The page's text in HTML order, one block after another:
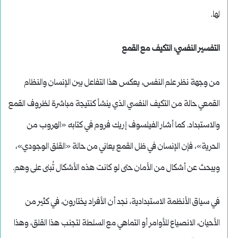
لها.
التفسير النفسي: التكيف مع القمع
من وجهة نظر علم النفس، يعكس هذا التفاعل بين الإنسان والنظام
القمعي حالة من التكيف النفسي الذي ينشأ كنتيجة مباشرة لظروف القمع
والاستبداد. كما أشار الفيلسوف إريك فروم في كتابه «الهروب من
الحرية»، فإن الإنسان في ظل القمع يعاني من حالة «القلق الوجودي»،
ويبحث عن أشكال من الأمان حتى لو كانت هذه الأشكال تُبنى على وهم.
في سياق الأنظمة الاستبدادية، نجد أن الأفراد يختارون، في كثير من
الأحيان، الانصياع للأوامر أو التماهي مع السلطة لتجنب هذا القلق، وهذا